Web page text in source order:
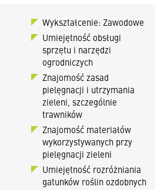
Wykształcenie: Zawodowe
Umiejętność obsługi
sprzętu i narzędzi
ogrodniczych
Znajomość zasad
pielęgnacji i utrzymania
zieleni, szczególnie
trawników
Znajomość materiałów
wykorzystywanych przy
pielęgnacji zieleni
Umiejętność rozróżniania
gatunków roślin ozdobnych